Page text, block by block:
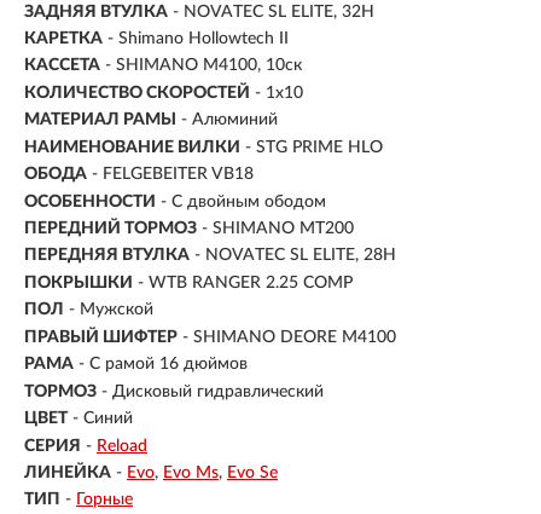
ЗАДНЯЯ ВТУЛКА - NOVATEC SL ELITE, 32H
КАРЕТКА - Shimano Hollowtech II
КАССЕТА - SHIMANO M4100, 10ск
КОЛИЧЕСТВО СКОРОСТЕЙ - 1x10
МАТЕРИАЛ РАМЫ
- Алюминий
НАИМЕНОВАНИЕ ВИЛКИ - STG PRIME HLO
ОБОДА - FELGEBEITER VB18
ОСОБЕННОСТИ - С двойным ободом
ПЕРЕДНИЙ ТОРМОЗ - SHIMANO MT200
ПЕРЕДНЯЯ ВТУЛКА - NOVATEC SL ELITE, 28H
ПОКРЫШКИ - WTB RANGER 2.25 COMP
ПОЛ - Мужской
ПРАВЫЙ ШИФТЕР - SHIMANO DEORE M4100
РАМА - С рамой 16 дюймов
ТОРМОЗ - Дисковый гидравлический
ЦВЕТ - Синий
СЕРИЯ - Reload
ЛИНЕЙКА - Evo Evo Ms
Evo Se
ТИП - Горные